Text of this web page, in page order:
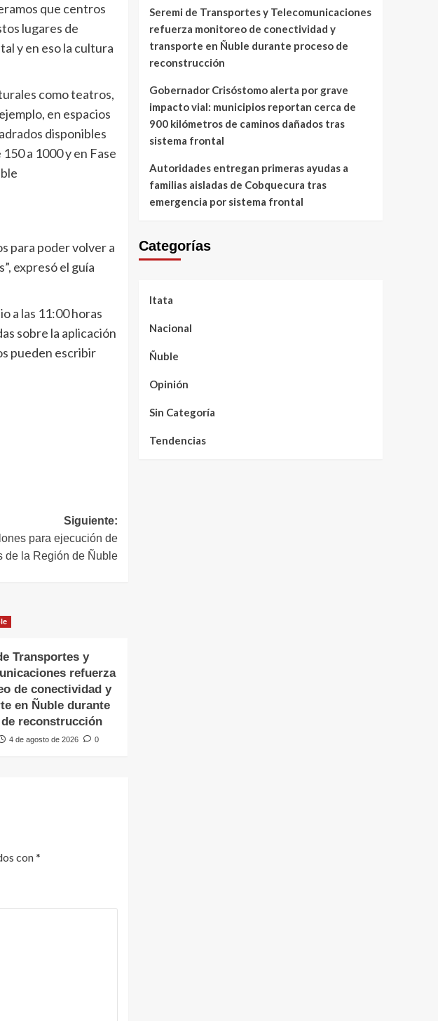
que centros
lugares de
y en eso la cultura
como teatros,
en espacios
disponibles
a 1000 y en Fase
para poder volver a
expresó el guía
a las 11:00 horas
sobre la aplicación
pueden escribir
Siguiente:
para ejecución de
de la Región de Ñuble
Transportes y
refuerza
de conectividad y
en Ñuble durante
reconstrucción
4 de agosto de 2026 0
con*
Seremi de Transportes y Telecomunicaciones
refuerza monitoreo de conectividad y
transporte en Ñuble durante proceso de
reconstrucción
Gobernador Crisóstomo alerta por grave
impacto vial: municipios reportan cerca de
900 kilómetros de caminos dañados tras
sistema frontal
Autoridades entregan primeras ayudas a
familias aisladas de Cobquecura tras
emergencia por sistema frontal
Categorías
Itata
Nacional
Ñuble
Opinión
Sin Categoría
Tendencias